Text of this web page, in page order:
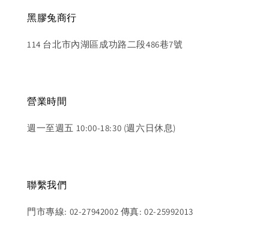
黑膠兔商行
114 台北市內湖區成功路二段486巷7號
營業時間
週一至週五 10:00-18:30 (週六日休息)
聯繫我們
門市專線: 02-27942002 傳真: 02-25992013